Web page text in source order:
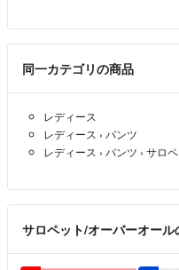
同一カテゴリの商品
レディース
レディース › パンツ
レディース › パンツ › サロ
サロペット/オーバーオー